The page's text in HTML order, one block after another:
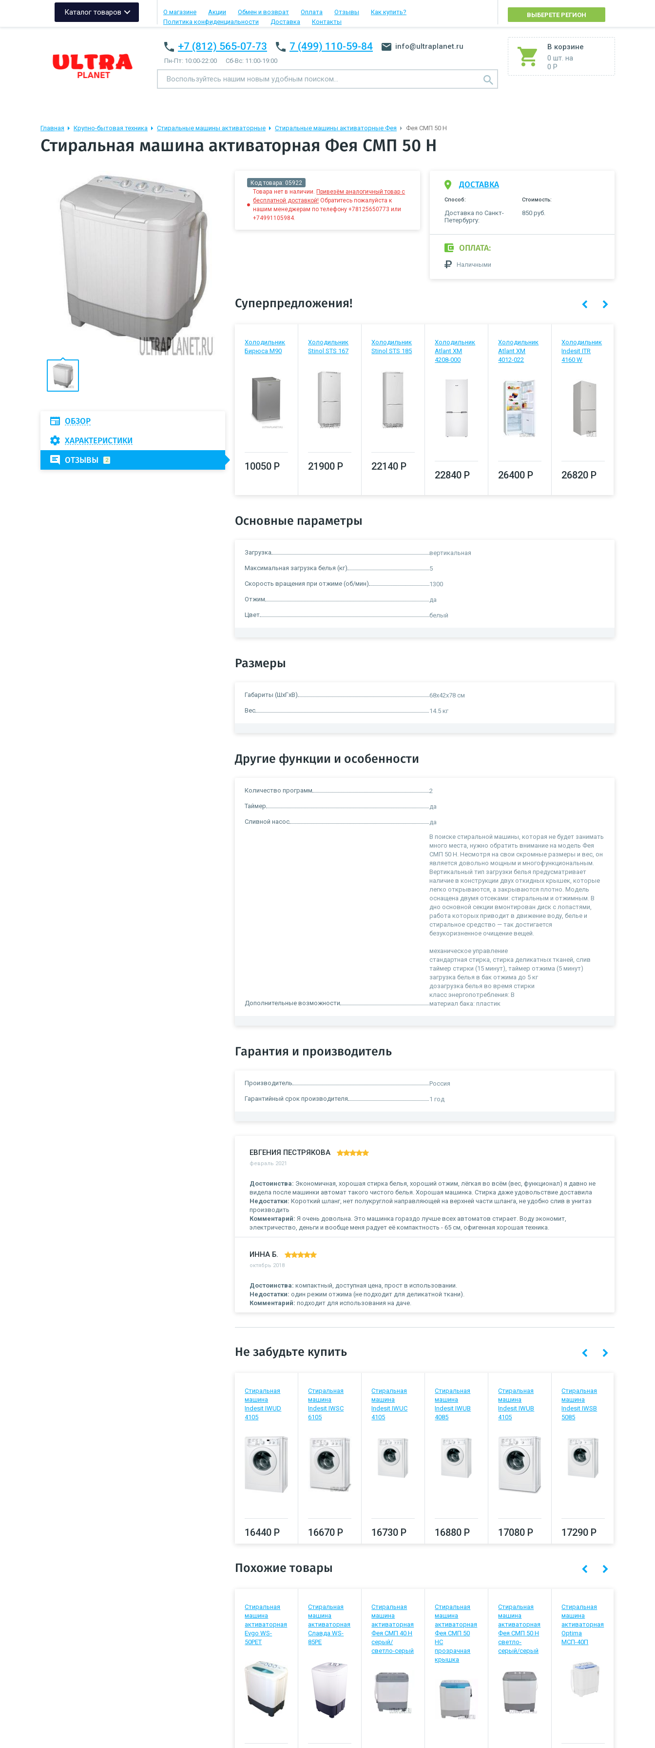
Каталог товаров О магазине Акции Обмен и возврат Оплата Отзывы
Как купить?
Политика конфиденциальности
Доставка Контакты
ВЫБЕРЕТЕ РЕГИОН
В корзине
0 шт. на
0 Р
+7 (812) 565-07-73 7 (499) 110-59-84 info@ultraplanet.ru
Пн-Пт: 10:00-22:00 Сб-Вс: 11:00-19:00
Главная Крупно-бытовая техника Стиральные машины активаторные Стиральные машины активаторные Фея Фея СМП 50 Н
Стиральная машина активаторная Фея СМП 50 Н
ОБЗОР
ХАРАКТЕРИСТИКИ
ОТЗЫВЫ 2
Код товара: 05922
Товара нет в наличии. Привезём аналогичный товар с
бесплатной доставкой! Обратитесь пожалуйста к
нашим менеджерам по телефону +78125650773 или
+74991105984.
ДОСТАВКА
Способ: Стоимость:
Доставка по Санкт-
Петербургу:
850 руб.
ОПЛАТА:
Наличными
Суперпредложения!
Холодильник
Бирюса М90
10050 Р
Холодильник
Stinol STS 167
21900 Р
Холодильник
Stinol STS 185
22140 Р
Холодильник
Atlant ХМ
4208-000
22840 Р
Холодильник
Atlant ХМ
4012-022
26400 Р
Холодильник
Indesit ITR
4160 W
26820 Р
Основные параметры
Загрузка вертикальная
Максимальная загрузка белья (кг) 5
Скорость вращения при отжиме (об/мин) 1300
Отжим да
Цвет белый
Размеры
Габариты (ШxГxВ) 68x42x78 см
Вес 14.5 кг
Другие функции и особенности
Количество программ 2
Таймер да
Сливной насос да
Дополнительные возможности
В поиске стиральной машины, которая не будет занимать
много места, нужно обратить внимание на модель Фея
СМП 50 Н. Несмотря на свои скромные размеры и вес, он
является довольно мощным и многофункциональным.
Вертикальный тип загрузки белья предусматривает
наличие в конструкции двух откидных крышек, которые
легко открываются, а закрываются плотно. Модель
оснащена двумя отсеками: стиральным и отжимным. В
дно основной секции вмонтирован диск с лопастями,
работа которых приводит в движение воду, белье и
стиральное средство — так достигается
безукоризненное очищение вещей.
механическое управление
стандартная стирка, стирка деликатных тканей, слив
таймер стирки (15 минут), таймер отжима (5 минут)
загрузка белья в бак отжима до 5 кг
дозагрузка белья во время стирки
класс энергопотребления: B
материал бака: пластик
Гарантия и производитель
Производитель Россия
Гарантийный срок производителя 1 год
ЕВГЕНИЯ ПЕСТРЯКОВА
февраль 2021
Достоинства: Экономичная, хорошая стирка белья, хороший отжим, лёгкая во всём (вес, функционал) я давно не
видела после машинки автомат такого чистого белья. Хорошая машинка. Стирка даже удовольствие доставила
Недостатки: Короткий шланг, нет полукруглой направляющей на верхней части шланга, не удобно слив в унитаз
производить
Комментарий: Я очень довольна. Это машинка гораздо лучше всех автоматов стирает. Воду экономит,
электричество, деньги и вообще меня радует её компактность - 65 см, офигенная хорошая техника.
ИННА Б.
октябрь 2018
Достоинства: компактный, доступная цена, прост в использовании.
Недостатки: один режим отжима (не подходит для деликатной ткани).
Комментарий: подходит для использования на даче.
Не забудьте купить
Стиральная
машина
Indesit IWUD
4105
16440 Р
Стиральная
машина
Indesit IWSC
6105
16670 Р
Стиральная
машина
Indesit IWUC
4105
16730 Р
Стиральная
машина
Indesit IWUB
4085
16880 Р
Стиральная
машина
Indesit IWUB
4105
17080 Р
Стиральная
машина
Indesit IWSB
5085
17290 Р
Похожие товары
Стиральная
машина
активаторная
Evgo WS-
50PET
Стиральная
машина
активаторная
Славда WS-
85PE
Стиральная
машина
активаторная
Фея СМП 40 Н
серый/
светло-серый
Стиральная
машина
активаторная
Фея СМП 50
HC
прозрачная
крышка
Стиральная
машина
активаторная
Фея СМП 50 Н
светло-
серый/серый
Стиральная
машина
активаторная
Optima
МСП-40П